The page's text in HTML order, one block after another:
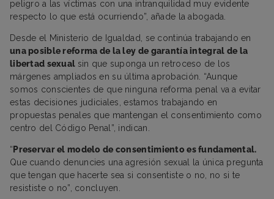
peligro a las víctimas con una intranquilidad muy evidente
respecto lo que está ocurriendo”, añade la abogada.
Desde el Ministerio de Igualdad, se continúa trabajando en
una posible reforma de la ley de garantía integral de la
libertad sexual sin que suponga un retroceso de los
márgenes ampliados en su última aprobación. “Aunque
somos conscientes de que ninguna reforma penal va a evitar
estas decisiones judiciales, estamos trabajando en
propuestas penales que mantengan el consentimiento como
centro del Código Penal”, indican.
“ Preservar el modelo de consentimiento es fundamental.
Que cuando denuncies una agresión sexual la única pregunta
que tengan que hacerte sea si consentiste o no, no si te
resististe o no”, concluyen.